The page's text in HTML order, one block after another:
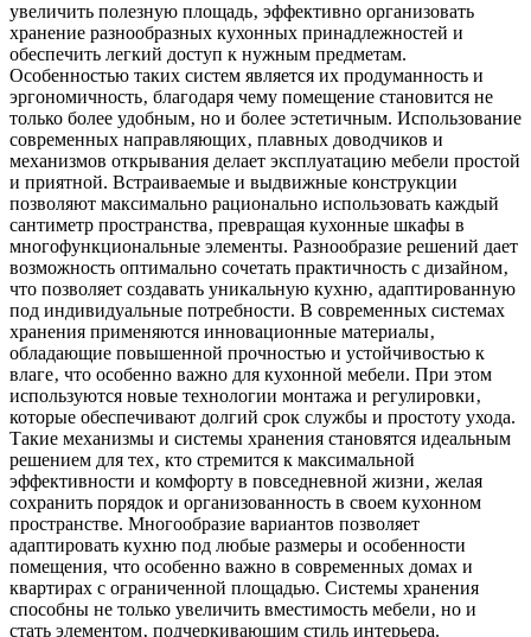
увеличить полезную площадь‚ эффективно организовать
хранение разнообразных кухонных принадлежностей и
обеспечить легкий доступ к нужным предметам.
Особенностью таких систем является их продуманность и
эргономичность‚ благодаря чему помещение становится не
только более удобным‚ но и более эстетичным. Использование
современных направляющих‚ плавных доводчиков и
механизмов открывания делает эксплуатацию мебели простой
и приятной. Встраиваемые и выдвижные конструкции
позволяют максимально рационально использовать каждый
сантиметр пространства‚ превращая кухонные шкафы в
многофункциональные элементы. Разнообразие решений дает
возможность оптимально сочетать практичность с дизайном‚
что позволяет создавать уникальную кухню‚ адаптированную
под индивидуальные потребности. В современных системах
хранения применяются инновационные материалы‚
обладающие повышенной прочностью и устойчивостью к
влаге‚ что особенно важно для кухонной мебели. При этом
используются новые технологии монтажа и регулировки‚
которые обеспечивают долгий срок службы и простоту ухода.
Такие механизмы и системы хранения становятся идеальным
решением для тех‚ кто стремится к максимальной
эффективности и комфорту в повседневной жизни‚ желая
сохранить порядок и организованность в своем кухонном
пространстве. Многообразие вариантов позволяет
адаптировать кухню под любые размеры и особенности
помещения‚ что особенно важно в современных домах и
квартирах с ограниченной площадью. Системы хранения
способны не только увеличить вместимость мебели‚ но и
стать элементом‚ подчеркивающим стиль интерьера.